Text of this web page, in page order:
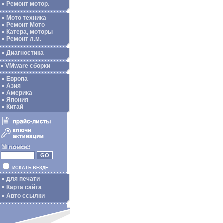
Ремонт мотор.
Мото техника
Ремонт Мото
Катера, моторы
Ремонт л.м.
Диагностика
VMware сборки
Европа
Азия
Америка
Япония
Китай
ИСКАТЬ ВЕЗДЕ
для печати
Карта сайта
Авто ссылки